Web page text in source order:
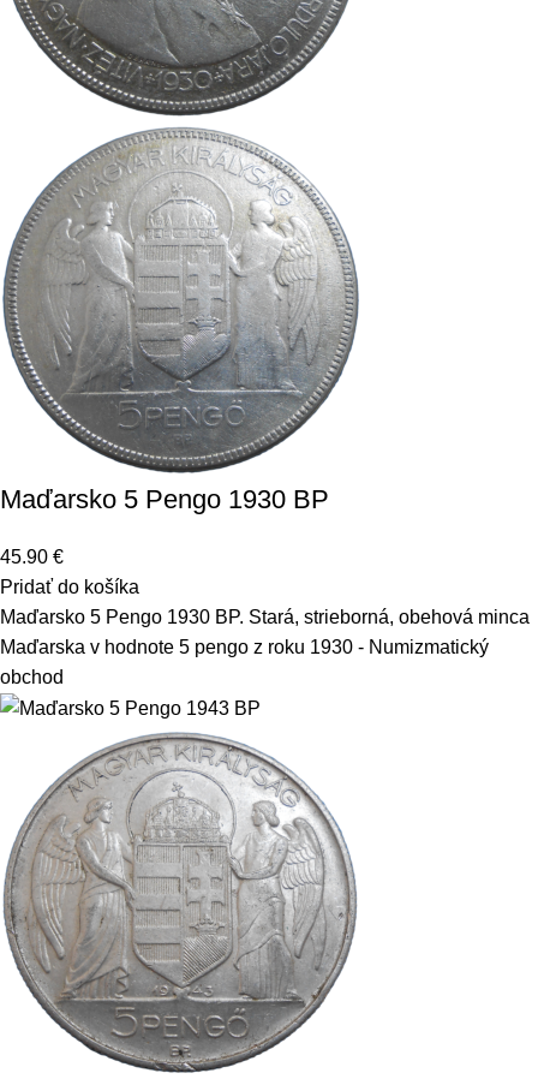
Maďarsko 5 Pengo 1930 BP
45.90 €
Pridať do košíka
Maďarsko 5 Pengo 1930 BP. Stará, strieborná, obehová minca
Maďarska v hodnote 5 pengo z roku 1930 - Numizmatický
obchod